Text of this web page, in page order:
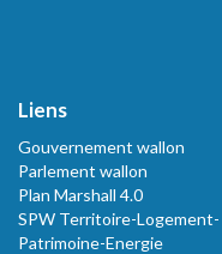
Liens
Gouvernement wallon
Parlement wallon
Plan Marshall 4.0
SPW Territoire-Logement-
Patrimoine-Energie